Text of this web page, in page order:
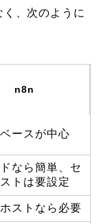
、次のように
n8n
ースが中心
なら簡単、セ
トは要設定
ストなら必要